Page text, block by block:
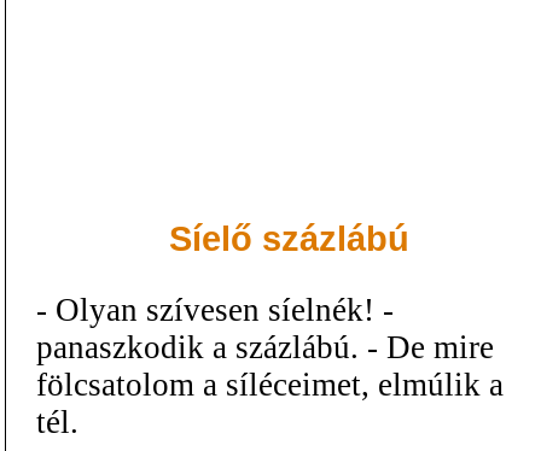
Síelő százlábú
- Olyan szívesen síelnék! -
panaszkodik a százlábú. - De mire
fölcsatolom a síléceimet, elmúlik a
tél.